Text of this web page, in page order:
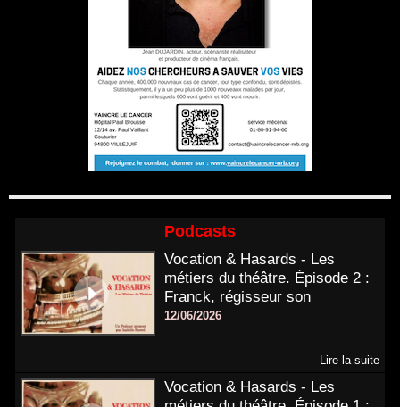
Podcasts
Vocation & Hasards - Les
métiers du théâtre. Épisode 2 :
Franck, régisseur son
12/06/2026
Lire la suite
Vocation & Hasards - Les